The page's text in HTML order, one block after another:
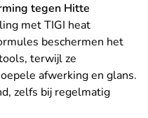
tegen Hitte
met TIGI heat
beschermen het
terwijl ze
afwerking en glans.
zelfs bij regelmatig